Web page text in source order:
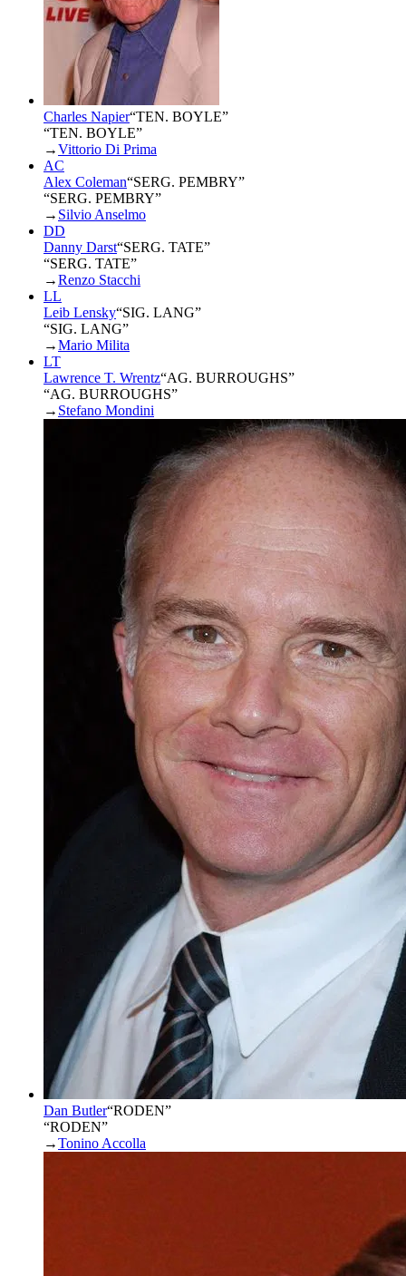
Charles Napier“TEN. BOYLE”
“TEN. BOYLE”
→Vittorio Di Prima
AC
Alex Coleman“SERG. PEMBRY”
“SERG. PEMBRY”
→ Silvio Anselmo
DD
Danny Darst“SERG. TATE”
“SERG. TATE”
→Renzo Stacchi
LL
Leib Lensky“SIG. LANG”
“SIG. LANG”
→Mario Milita
LT
Lawrence T. Wrentz“AG. BURROUGHS”
“AG. BURROUGHS”
→ Stefano Mondini
Dan Butler“RODEN”
“RODEN”
→Tonino Accolla